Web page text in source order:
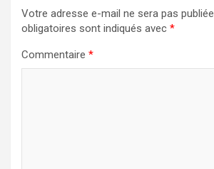
Votre adresse e-mail ne sera pas publiée.
obligatoires sont indiqués avec *
Commentaire *